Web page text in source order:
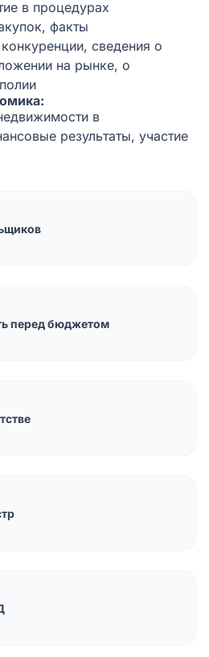
в процедурах
факты
сведения о
на рынке, о
в
результаты, участие
перед бюджетом